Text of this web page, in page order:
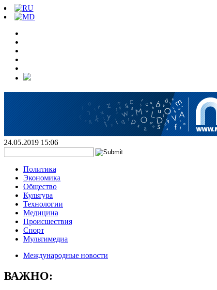
24.05.2019 15:06
Политика
Экономика
Общество
Культура
Технологии
Медицина
Происшествия
Спорт
Мультимедиа
Международные новости
ВАЖНО: